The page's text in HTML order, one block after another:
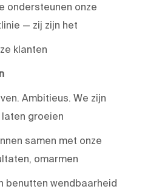
ondersteunen onze
— zij zijn het
klanten
Ambitieus. We zijn
groeien
samen met onze
omarmen
benutten wendbaarheid